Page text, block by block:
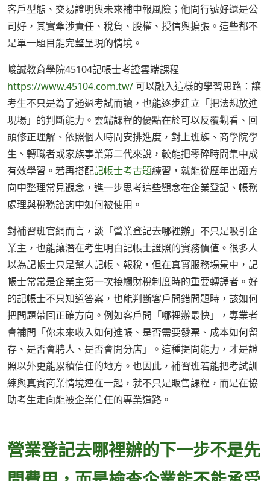
客戶型態、交易證明與未來補申報風險；他問行號好還是公
司好，其實牽涉責任、稅負、股權、授信與擴張。這些都不
是單一題目能完整呈現的情境。
峻誠教育學院45104記帳士考證雲端課程
https://www.45104.com.tw/ 可以融入這樣的學習思路：讓
考生不只是為了通過考試而讀，也能逐步建立「把法規放進
現場」的判斷能力。雲端課程的優點在於可以反覆觀看、回
頭修正理解、依照個人時間安排進度，對上班族、商學院學
生、轉職者或家族事業第二代來說，較能把零碎時間集中成
有效學習。若再搭配記帳士考古題練習，就能從歷年出題方
向中整理常見觀念，進一步思考這些觀念在企業登記、帳務
處理與稅務諮詢中如何被使用。
對補習班官網而言，談「營業登記去哪裡辦」不只是吸引企
業主，也能讓潛在考生明白記帳士證照的實務價值。很多人
以為記帳士只是幫人記帳、報稅，但在真實服務場景中，記
帳士常常是企業主第一次接觸財稅制度時的重要轉譯者。好
的記帳士不只知道答案，也能判斷客戶問錯問題時，該如何
把問題帶回正確方向。例如客戶問「哪裡辦最快」，專業者
會補問「你未來收入如何進帳、是否需要發票、成本如何留
存、是否會聘人、是否會開分店」。這種提問能力，才是證
照以外更能累積信任的地方。也因此，補習班若能把考試訓
練與真實商業情境連在一起，就不只是販售課程，而是在協
助考生走向能被企業信任的專業道路。
營業登記去哪裡辦的下一步不是先